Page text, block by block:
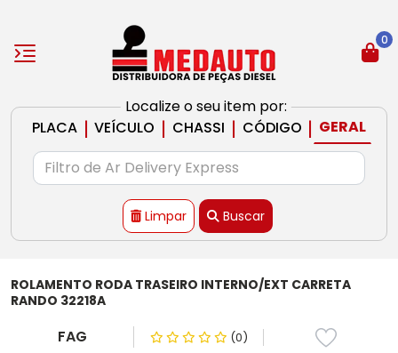
Localize o seu item por:
PLACA | VEÍCULO | CHASSI | CÓDIGO | GERAL
Limpar Buscar
0
ROLAMENTO RODA TRASEIRO INTERNO/EXT CARRETA
RANDO 32218A
FAG (0)